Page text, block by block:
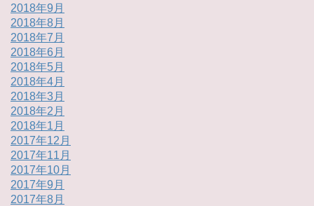
2018年9月
2018年8月
2018年7月
2018年6月
2018年5月
2018年4月
2018年3月
2018年2月
2018年1月
2017年12月
2017年11月
2017年10月
2017年9月
2017年8月